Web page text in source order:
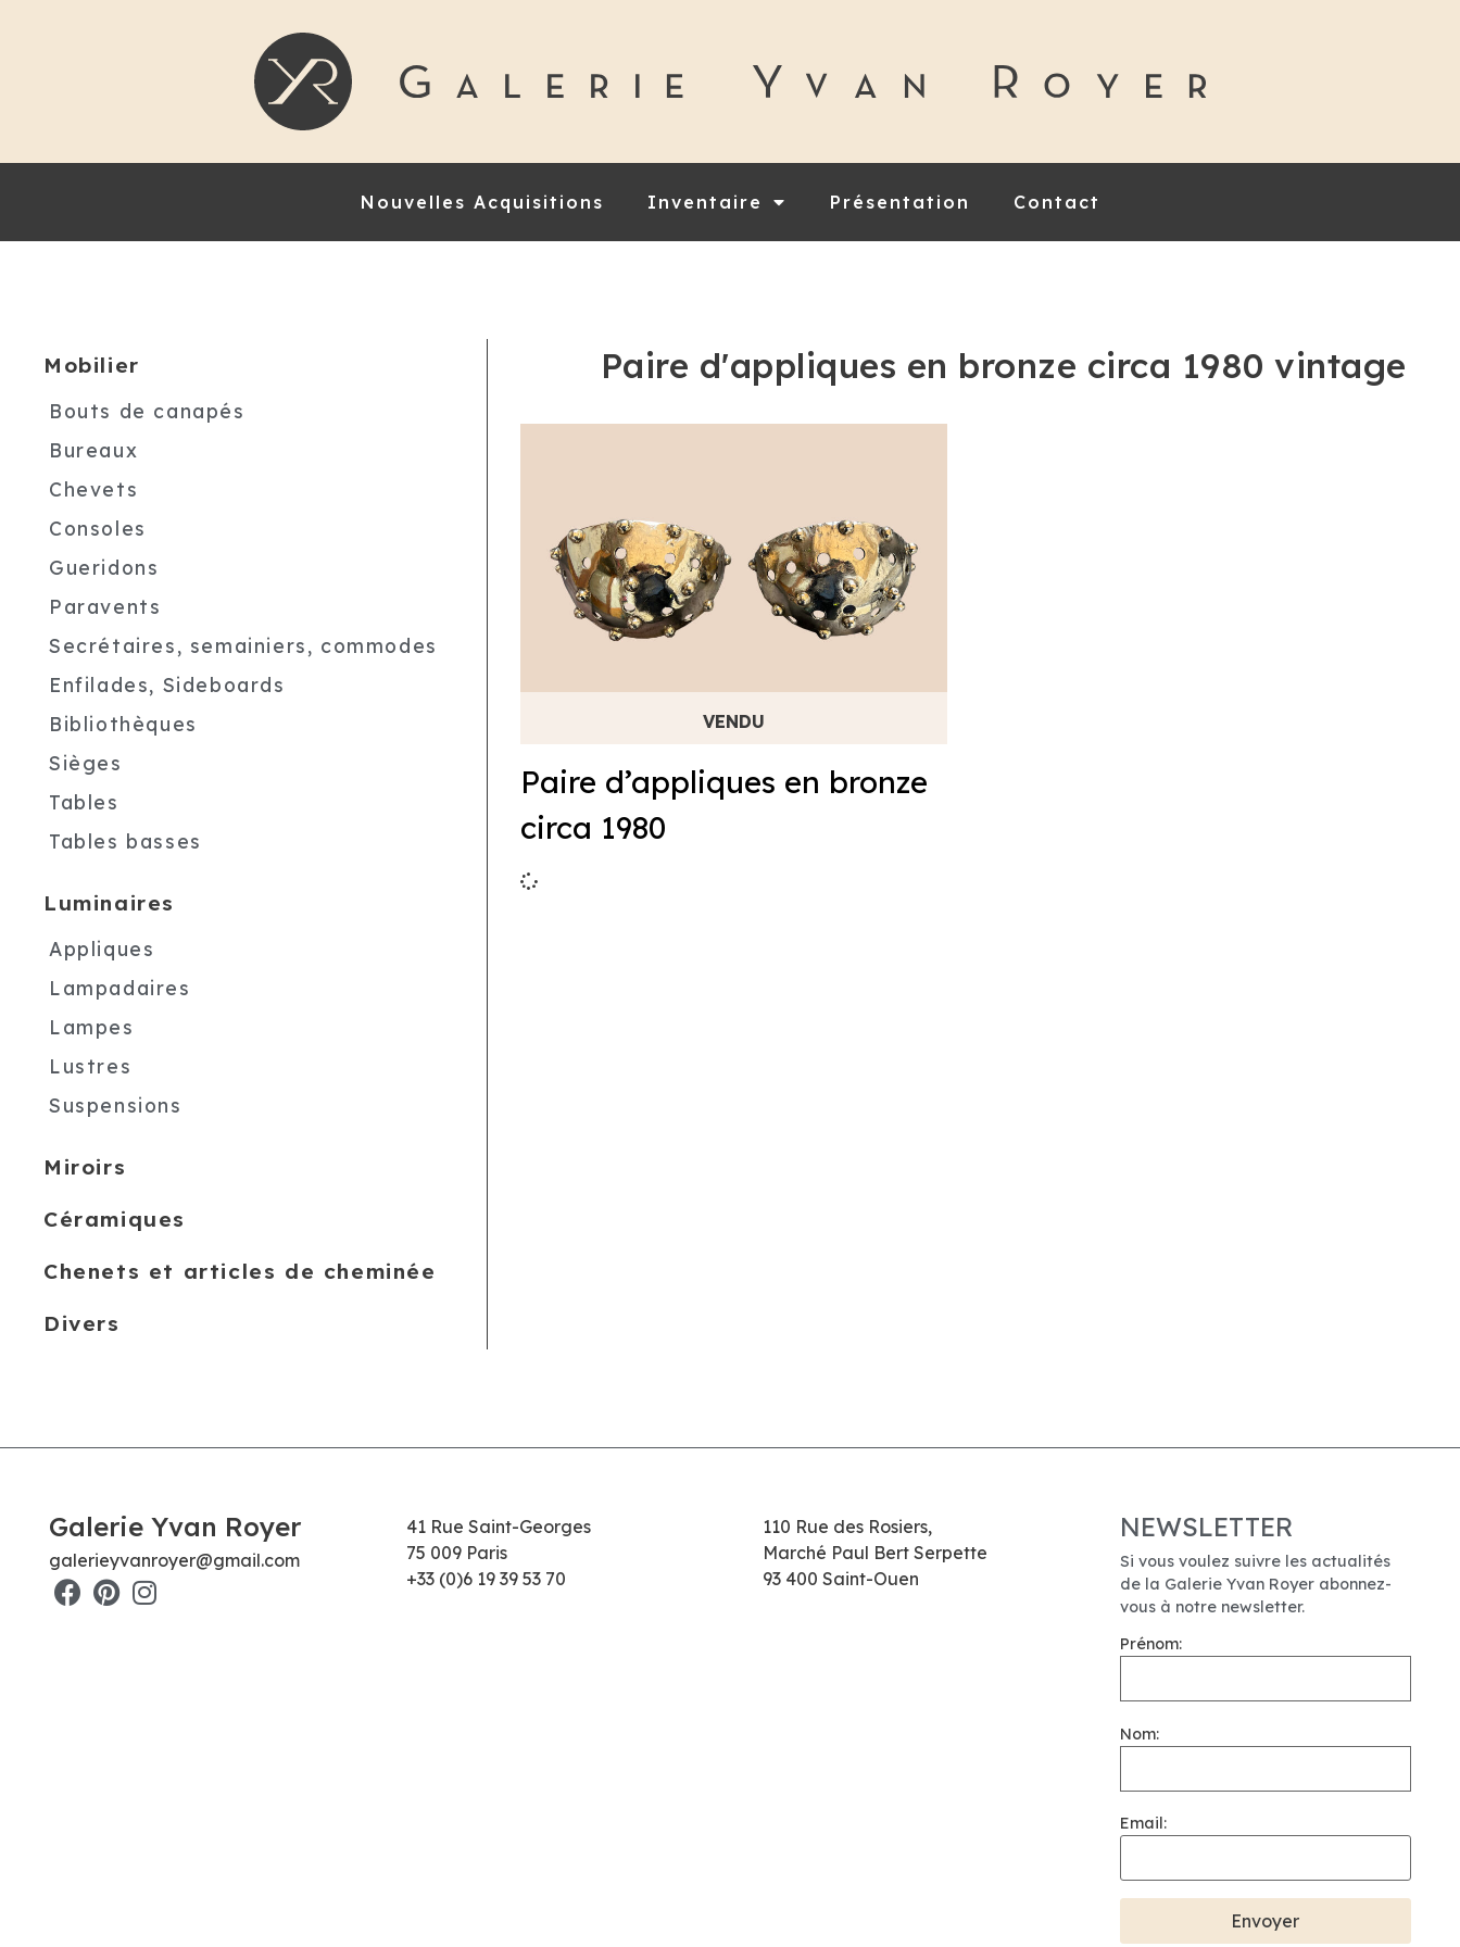
Nouvelles Acquisitions Inventaire Présentation Contact
Mobilier
Bouts de canapés
Bureaux
Chevets
Consoles
Gueridons
Paravents
Secrétaires, semainiers, commodes
Enfilades, Sideboards
Bibliothèques
Sièges
Tables
Tables basses
Luminaires
Appliques
Lampadaires
Lampes
Lustres
Suspensions
Miroirs
Céramiques
Chenets et articles de cheminée
Divers
Paire d'appliques en bronze circa 1980 vintage
Paire d’appliques en bronze
circa 1980
Galerie Yvan Royer
galerieyvanroyer@gmail.com
41 Rue Saint-Georges
75 009 Paris
+33 (0)6 19 39 53 70
110 Rue des Rosiers,
Marché Paul Bert Serpette
93 400 Saint-Ouen
NEWSLETTER
Si vous voulez suivre les actualités
de la Galerie Yvan Royer abonnez-
vous à notre newsletter.
Prénom:
Nom:
Email: